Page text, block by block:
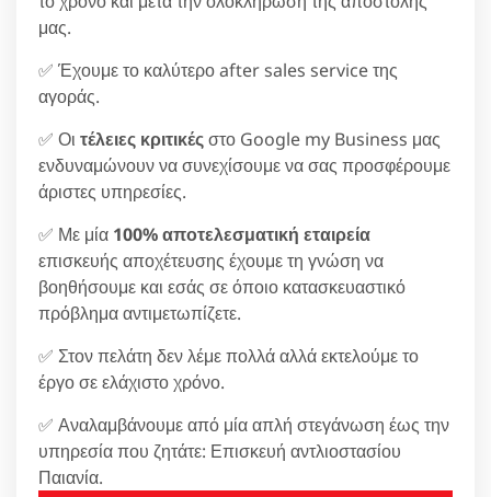
μας.
✅ Έχουμε το καλύτερο after sales service της
αγοράς.
✅ Οι τέλειες κριτικέςστο Google my Business μας
ενδυναμώνουν να συνεχίσουμε να σας προσφέρουμε
άριστες υπηρεσίες.
✅ Με μία 100% αποτελεσματική εταιρεία
επισκευής αποχέτευσης έχουμε τη γνώση να
βοηθήσουμε και εσάς σε όποιο κατασκευαστικό
πρόβλημα αντιμετωπίζετε.
✅ Στον πελάτη δεν λέμε πολλά αλλά εκτελούμε το
έργο σε ελάχιστο χρόνο.
✅ Αναλαμβάνουμε από μία απλή στεγάνωση έως την
υπηρεσία που ζητάτε: Επισκευή αντλιοστασίου
Παιανία.